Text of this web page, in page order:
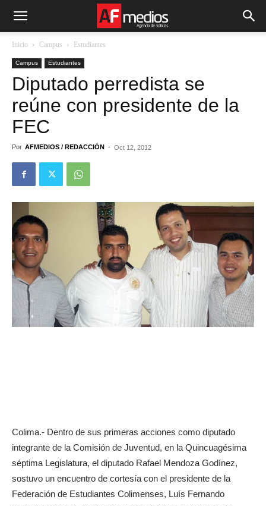
Inicio Campus Estudiantes
Campus Estudiantes
Diputado perredista se
reúne con presidente de la
FEC
Por AFMEDIOS / REDACCIÓN - Oct 12, 2012
Colima.- Dentro de sus primeras acciones como diputado
integrante de la Comisión de Juventud, en la Quincuagésima
séptima Legislatura, el diputado Rafael Mendoza Godínez,
sostuvo un encuentro de cortesía con el presidente de la
Federación de Estudiantes Colimenses, Luís Fernando